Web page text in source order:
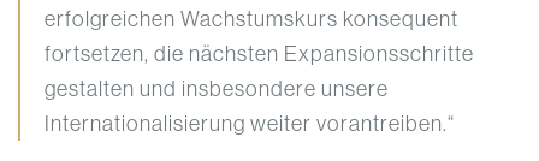
erfolgreichen Wachstumskurs konsequent
fortsetzen, die nächsten Expansionsschritte
gestalten und insbesondere unsere
Internationalisierung weiter vorantreiben.“